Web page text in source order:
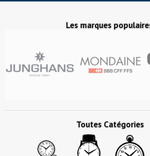
Les marques
Toutes Catégories